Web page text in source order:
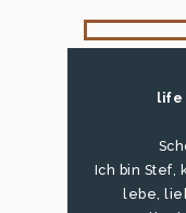
life
Ich bin Stef,
lebe,